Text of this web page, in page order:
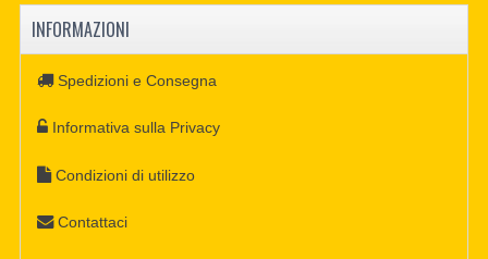
INFORMAZIONI
Spedizioni e Consegna
Informativa sulla Privacy
Condizioni di utilizzo
Contattaci